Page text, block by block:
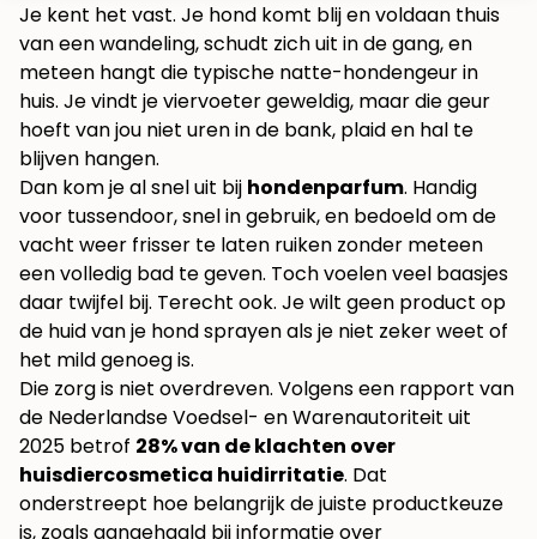
Je kent het vast. Je hond komt blij en voldaan thuis
van een wandeling, schudt zich uit in de gang, en
meteen hangt die typische natte-hondengeur in
huis. Je vindt je viervoeter geweldig, maar die geur
hoeft van jou niet uren in de bank, plaid en hal te
blijven hangen.
Dan kom je al snel uit bij hondenparfum. Handig
voor tussendoor, snel in gebruik, en bedoeld om de
vacht weer frisser te laten ruiken zonder meteen
een volledig bad te geven. Toch voelen veel baasjes
daar twijfel bij. Terecht ook. Je wilt geen product op
de huid van je hond sprayen als je niet zeker weet of
het mild genoeg is.
Die zorg is niet overdreven. Volgens een rapport van
de Nederlandse Voedsel- en Warenautoriteit uit
2025 betrof 28% van de klachten over
huisdiercosmetica huidirritatie. Dat
onderstreept hoe belangrijk de juiste productkeuze
is, zoals aangehaald bijinformatie over